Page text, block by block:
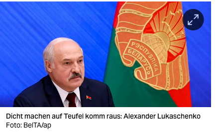
berlin
nord
wahrheit
verlag
veranstaltungen
Dicht machen auf Teufel komm raus: Alexander Lukaschenko
Foto: BelTA/ap